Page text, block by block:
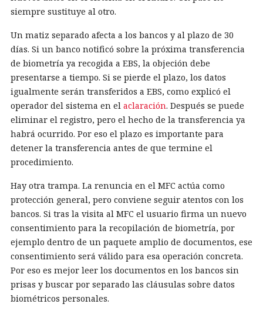
siempre sustituye al otro.
Un matiz separado afecta a los bancos y al plazo de 30
días. Si un banco notificó sobre la próxima transferencia
de biometría ya recogida a EBS, la objeción debe
presentarse a tiempo. Si se pierde el plazo, los datos
igualmente serán transferidos a EBS, como explicó el
operador del sistema en el aclaración. Después se puede
eliminar el registro, pero el hecho de la transferencia ya
habrá ocurrido. Por eso el plazo es importante para
detener la transferencia antes de que termine el
procedimiento.
Hay otra trampa. La renuncia en el MFC actúa como
protección general, pero conviene seguir atentos con los
bancos. Si tras la visita al MFC el usuario firma un nuevo
consentimiento para la recopilación de biometría, por
ejemplo dentro de un paquete amplio de documentos, ese
consentimiento será válido para esa operación concreta.
Por eso es mejor leer los documentos en los bancos sin
prisas y buscar por separado las cláusulas sobre datos
biométricos personales.